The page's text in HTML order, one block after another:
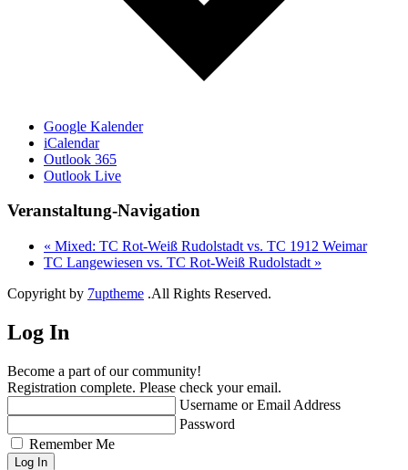
Google Kalender
iCalendar
Outlook 365
Outlook Live
Veranstaltung-Navigation
« Mixed: TC Rot-Weiß Rudolstadt vs. TC 1912 Weimar
TC Langewiesen vs. TC Rot-Weiß Rudolstadt »
Copyright by 7uptheme .All Rights Reserved.
Log In
Become a part of our community!
Registration complete. Please check your email.
Username or Email Address
Password
Remember Me